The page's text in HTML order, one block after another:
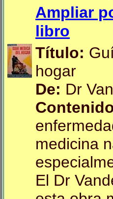
Ampliar
libro
Título:
hogar
De: Dr
medicina
El Dr